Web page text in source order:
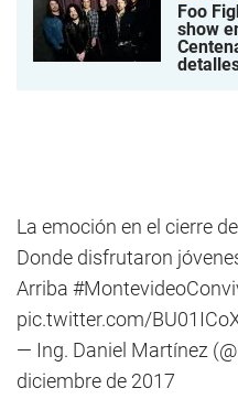
Foo
show
La emoción en el cierre del
Donde disfrutaron
Arriba
pic.twitter.com/
— Ing. Daniel Martínez
diciembre de 2017